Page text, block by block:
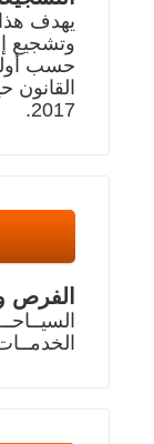
يهدف هذا
وتشجيع
حسب
القانون
2017.
الفرص